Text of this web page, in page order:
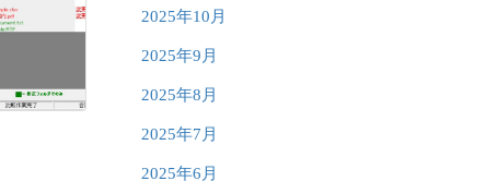
2025年10月
2025年9月
2025年8月
2025年7月
2025年6月